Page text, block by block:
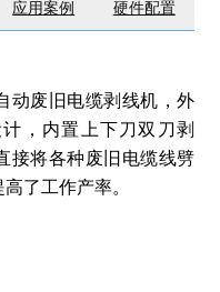
应用案例 硬件配置
动废旧电缆剥线机，外
，内置上下刀双刀剥
接将各种废旧电缆线劈
了工作产率。